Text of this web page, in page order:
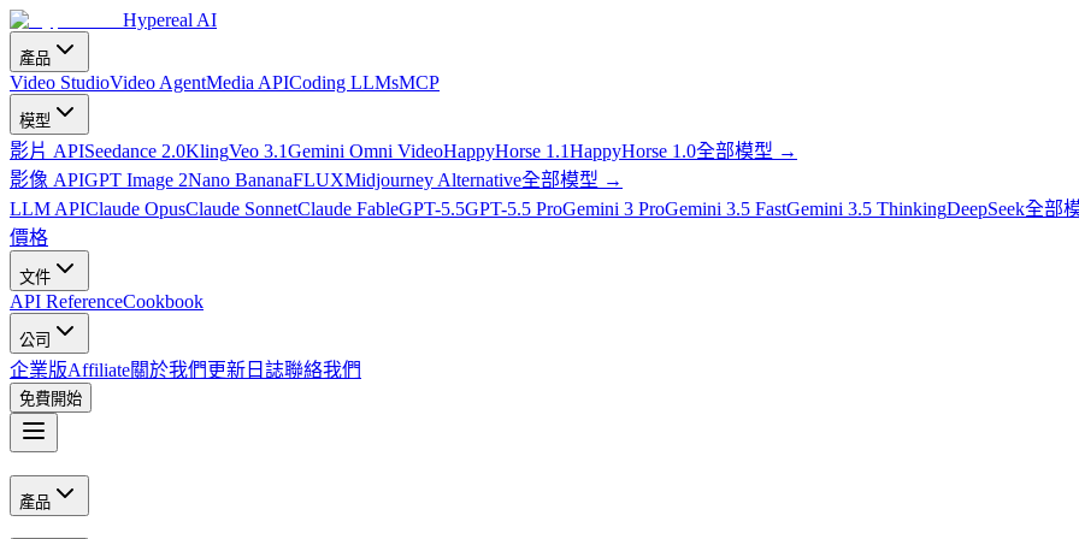
Hypereal AI
產品
Video StudioVideo AgentMedia APICoding LLMsMCP
模型
影片 APISeedance 2.0KlingVeo 3.1Gemini Omni VideoHappyHorse 1.1HappyHorse 1.0全部模型 →
影像 APIGPT Image 2Nano BananaFLUXMidjourney Alternative全部模型 →
LLM APIClaude OpusClaude SonnetClaude FableGPT-5.5GPT-5.5 ProGemini 3 ProGemini 3.5 FastGemini 3.5 ThinkingDeepSeek全部
價格
文件
API ReferenceCookbook
公司
企業版Affiliate關於我們 更新日誌聯絡我們
免費開始
產品